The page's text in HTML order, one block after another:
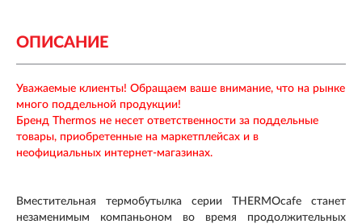
ОПИСАНИЕ
Уважаемые клиенты! Обращаем ваше внимание, что на рынке
много поддельной продукции!
Бренд Thermos не несет ответственности за поддельные
товары, приобретенные на маркетплейсах и в
неофициальных интернет-магазинах.
Вместительная термобутылка серии THERMOcafe станет
незаменимым компаньоном во время продолжительных